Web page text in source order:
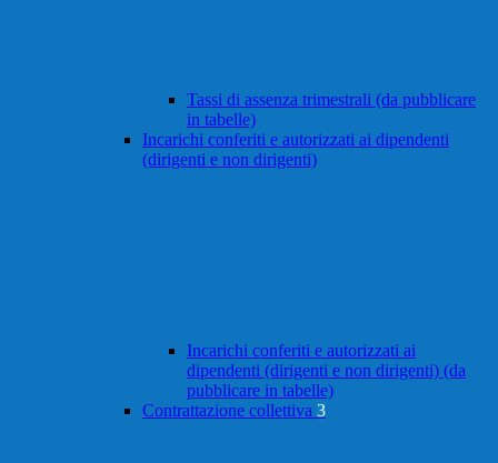
Tassi di assenza trimestrali (da pubblicare
in tabelle)
Incarichi conferiti e autorizzati ai dipendenti
(dirigenti e non dirigenti)
Incarichi conferiti e autorizzati ai
dipendenti (dirigenti e non dirigenti) (da
pubblicare in tabelle)
Contrattazione collettiva 3